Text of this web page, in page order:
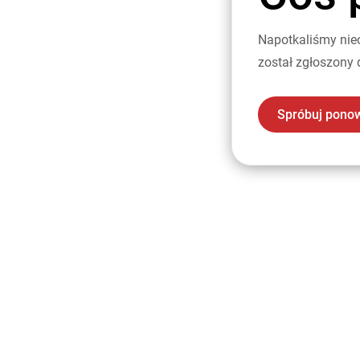
Napotkaliśmy
został zgłoszony
Spróbuj